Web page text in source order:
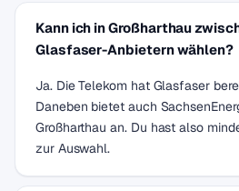
Kann ich in Großharthau
Glasfaser-Anbietern wählen?
Ja. Die Telekom hat Glasfaser
Daneben bietet auch
Großharthau an. Du hast also
zur Auswahl.